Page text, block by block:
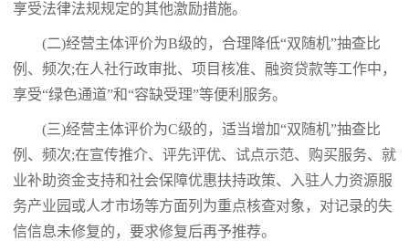
享受法律法规规定的其他激励措施。
(二)经营主体评价为B级的，合理降低“双随机”抽查比
例、频次;在人社行政审批、项目核准、融资贷款等工作中，
享受“绿色通道”和“容缺受理”等便利服务。
(三)经营主体评价为C级的，适当增加“双随机”抽查比
例、频次;在宣传推介、评先评优、试点示范、购买服务、就
业补助资金支持和社会保障优惠扶持政策、入驻人力资源服
务产业园或人才市场等方面列为重点核查对象，对记录的失
信信息未修复的，要求修复后再予推荐。